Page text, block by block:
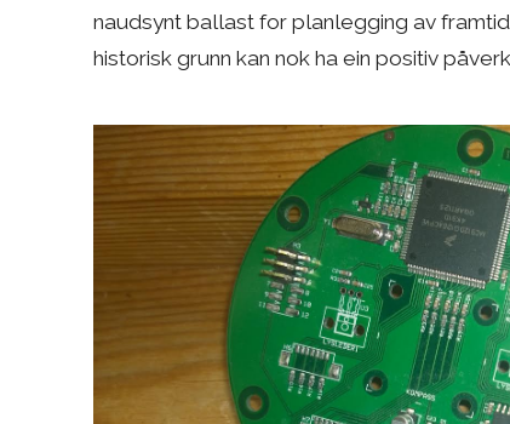
naudsynt ballast for planlegging av
historisk grunn kan nok ha ein positiv